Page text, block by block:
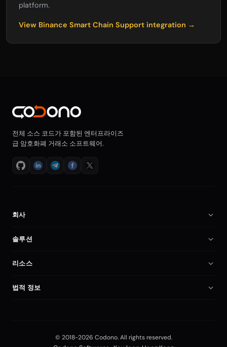
platform.
View Binance Smart Chain Support integration →
전체 소스 코드가 포함된 엔터프라이즈
급 암호화폐 거래소 소프트웨어.
회사
회사 소개
파트너
비교
솔루션
암호화폐 거래소 소프트웨어
암호화폐 거래소 스크립트
외환 거래 소프트웨어
리소스
문서
법적 정보
Editorial Policy© 2018-2026 Codono. All rights reserved.